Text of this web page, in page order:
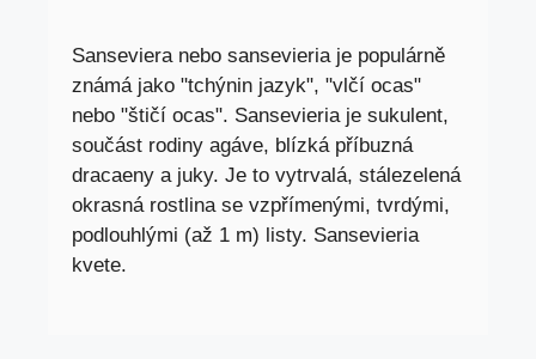
Sanseviera nebo sansevieria je populárně
známá jako "tchýnin jazyk", "vlčí ocas"
nebo "štičí ocas". Sansevieria je sukulent,
součást rodiny agáve, blízká příbuzná
dracaeny a juky. Je to vytrvalá, stálezelená
okrasná rostlina se vzpřímenými, tvrdými,
podlouhlými (až 1 m) listy. Sansevieria
kvete.